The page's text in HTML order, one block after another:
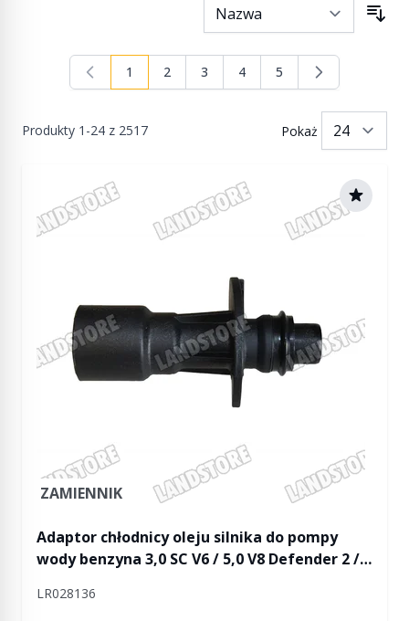
Produkty 1 -24 z 2517
Aktualnie czytasz stronę
1 Strona
2 Strona
3 Strona
4 Strona
5
Pokaż
ZAMIENNIK
Adaptor chłodnicy oleju silnika do pompy
wody benzyna 3,0 SC V6 / 5,0 V8 Defender 2 /
RR Sport / RR Sport od 2014 / RR Velar
LR028136